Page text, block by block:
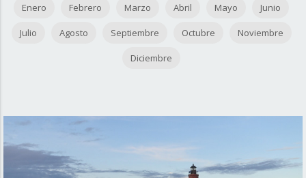
Enero Febrero Marzo Abril Mayo Junio
Julio Agosto Septiembre Octubre Noviembre
Diciembre